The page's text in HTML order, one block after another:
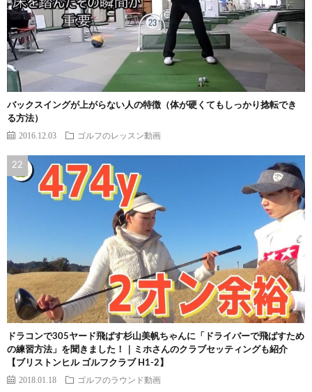
バックスイングが上がらない人の特徴（体が硬くてもしっかり捻転でき
る方法）
2016.12.03 ゴルフのレッスン動画
ドラコンで305ヤード飛ばす杉山美帆ちゃんに「ドライバーで飛ばすため
の練習方法」を聞きました！｜ミホさんのクラブセッティングも紹介
【ブリストンヒル ゴルフクラブ H1-2】
2018.01.18 ゴルフのラウンド動画